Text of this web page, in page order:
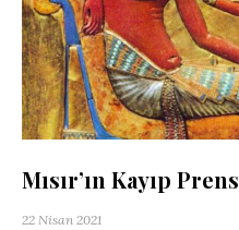
Mısır’ın Kayıp
22 Nisan 2021